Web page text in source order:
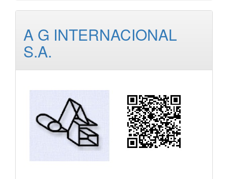
A G INTERNACIONAL
S.A.